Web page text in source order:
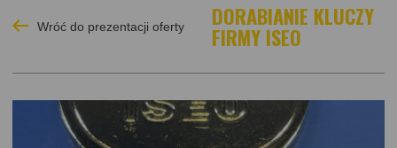
Wróć do prezentacji oferty DORABIANIE KLUCZY
FIRMY ISEO